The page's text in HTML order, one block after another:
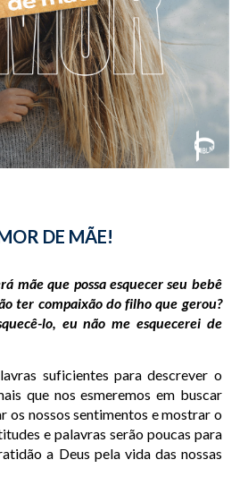
DE MÃE!
mãe que possa esquecer seu bebê
ter compaixão do filho que gerou?
lo, eu não me esquecerei de
suficientes para descrever o
que nos esmeremos em buscar
os nossos sentimentos e mostrar o
e palavras serão poucas para
a Deus pela vida das nossas